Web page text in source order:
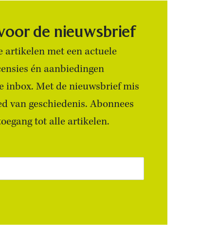
de nieuwsbrief
artikelen met een actuele
én aanbiedingen
inbox. Met de nieuwsbrief mis
van geschiedenis. Abonnees
tot alle artikelen.